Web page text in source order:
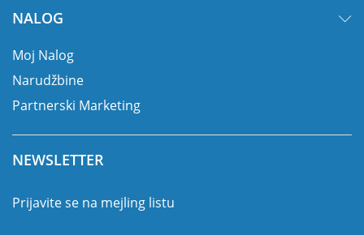
NALOG
Moj Nalog
Narudžbine
Partnerski Marketing
NEWSLETTER
Prijavite se na mejling listu